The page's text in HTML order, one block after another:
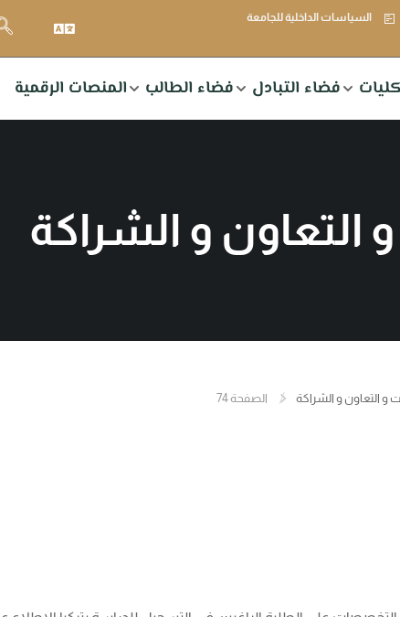
السياسات الداخلية للجامعة
فضاء التبادل فضاء الطالب المنصات الرقمية
التعاون و الشراكة
و التعاون و الشراكة الصفحة 74